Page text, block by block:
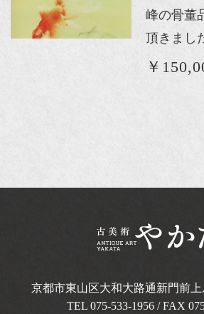
峰の骨董
頂きまし
￥
京都市東山区大和大路通新門前
TEL 075-533-1956/ FAX